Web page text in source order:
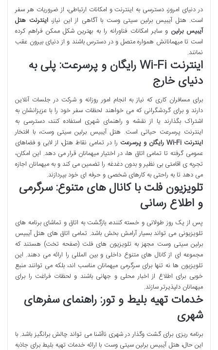
در دنیای امروز، دسترسی به اینترنت و امکانات ارتباطی، از ضروریات هر سفر
است. هتل آیبیس برلین سیتی وست با آگاهی از این نیاز،اینترنت هتل
آیبیس برلین و سایر امکانات فناورانه را به بهترین شکل ممکن فراهم کرده
است تا میهمانانش همواره متصل و در دسترس باشند و از دنیای بیرون عقب
نمانند.
اینترنت Wi-Fi رایگان و پرسرعت: پلی به
دنیای خارج
برای مسافران کاری که نیاز به انجام امور روزانه و شرکت در جلسات آنلاین
دارند و برای گردشگرانی که می خواهند لحظات سفر خود را با عزیزانشان به
اشتراک بگذارند یا از نقشه و راهنمای شهری استفاده کنند، دسترسی به
اینترنت پرسرعت حیاتی است. هتل آیبیس برلین سیتی وست، با افتخار
اینترنت Wi-Fi رایگان و پرسرعت
را در تمامی نقاط هتل، از لابی و فضاهای
عمومی گرفته تا تمامی اتاق ها، در اختیار میهمانان قرار می دهد. این امکان،
تجربه ی اقامتی بی نظیر و بدون دغدغه را تضمین می کند و به میهمانان اجازه
می دهد تا به راحتی به کارهای شخصی و حرفه ای خود بپردازند.
تلویزیون فلت با کانال های متنوع: سرگرمی
و اطلاع رسانی
پس از یک روز طولانی و خسته کننده، بازگشت به اتاق و تماشای برنامه های
تلویزیونی می تواند بسیار آرامش بخش باشد. تمامی اتاق های هتل آیبیس
برلین سیتی وست مجهز به تلویزیون های فلت (صفحه تخت) هستند که
مجموعه ای از کانال های متنوع داخلی و بین المللی را ارائه می دهند. این
تلویزیون ها نه تنها برای سرگرمی میهمانان مناسب اند، بلکه می توانند منبع
خوبی برای اطلاع از اخبار محلی و جهانی باشند و لحظات فراغت را برای
میهمانان دلپذیرتر سازند.
خدمات تهیه بلیط و تور: راهنمای سفرهای
شهری
برنامه ریزی برای گشت وگذار در شهری ناآشنا می تواند چالش برانگیز باشد. با
این حال، هتل آیبیس برلین سیتی وست با ارائه خدمات تهیه بلیط برای جاذبه